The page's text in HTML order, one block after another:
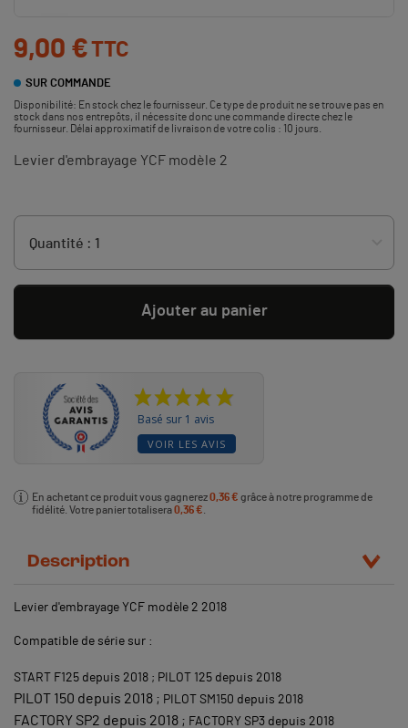
9,00 €TTC
SUR COMMANDE
Disponibilité: En stock chez le fournisseur. Ce type de produit ne se trouve pas en
stock dans nos entrepôts, il nécessite donc une commande directe chez le
fournisseur. Délai approximatif de livraison de votre colis : 10 jours.
Levier d'embrayage YCF modèle 2
Ajouter au panier
Basé sur 1 avis
VOIR LES AVIS
En achetant ce produit vous gagnerez0,36 € grâce à notre programme de
fidélité. Votre panier totalisera0,36 €
Description
Levier d'embrayage YCF modèle 2 2018
Compatible de série sur :
START F125 depuis 2018 ; PILOT 125 depuis 2018
PILOT 150 depuis 2018 ; PILOT SM150 depuis 2018
FACTORY SP2 depuis 2018 ; FACTORY SP3 depuis 2018